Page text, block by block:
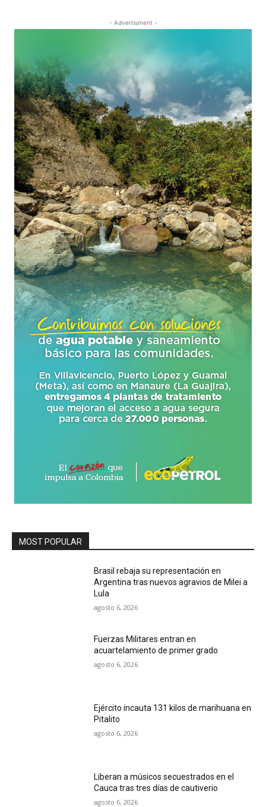
- Advertisment -
MOST POPULAR
Brasil rebaja su representación en
Argentina tras nuevos agravios de Milei a
Lula
agosto 6, 2026
Fuerzas Militares entran en
acuartelamiento de primer grado
agosto 6, 2026
Ejército incauta 131 kilos de marihuana en
Pitalito
agosto 6, 2026
Liberan a músicos secuestrados en el
Cauca tras tres días de cautiverio
agosto 6, 2026